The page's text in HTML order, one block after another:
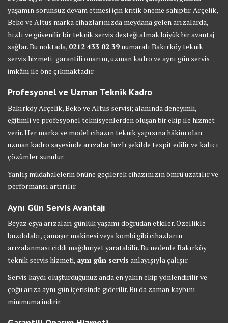
yaşamın sorunsuz devam etmesi için kritik öneme sahiptir. Arçelik,
Beko ve Altus marka cihazlarınızda meydana gelen arızalarda,
hızlı ve güvenilir bir teknik servis desteği almak büyük bir avantaj
sağlar. Bu noktada, 0212 433 02 39 numaralı Bakırköy teknik
servis hizmeti; garantili onarım, uzman kadro ve aynı gün servis
imkânı ile öne çıkmaktadır.
Profesyonel ve Uzman Teknik Kadro
Bakırköy Arçelik, Beko ve Altus servisi; alanında deneyimli,
eğitimli ve profesyonel teknisyenlerden oluşan bir ekip ile hizmet
verir. Her marka ve model cihazın teknik yapısına hâkim olan
uzman kadro sayesinde arızalar hızlı şekilde tespit edilir ve kalıcı
çözümler sunulur.
Yanlış müdahalelerin önüne geçilerek cihazınızın ömrü uzatılır ve
performansı artırılır.
Aynı Gün Servis Avantajı
Beyaz eşya arızaları günlük yaşamı doğrudan etkiler. Özellikle
buzdolabı, çamaşır makinesi veya kombi gibi cihazların
arızalanması ciddi mağduriyet yaratabilir. Bu nedenle Bakırköy
teknik servis hizmeti, aynı gün servis anlayışıyla çalışır.
Servis kaydı oluşturduğunuz anda en yakın ekip yönlendirilir ve
çoğu arıza aynı gün içerisinde giderilir. Bu da zaman kaybını
minimuma indirir.